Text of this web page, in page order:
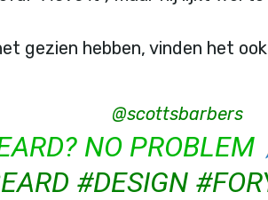
gezien hebben, vinden het
@scottsbarbers
NO PROBLEM
#DESIGN